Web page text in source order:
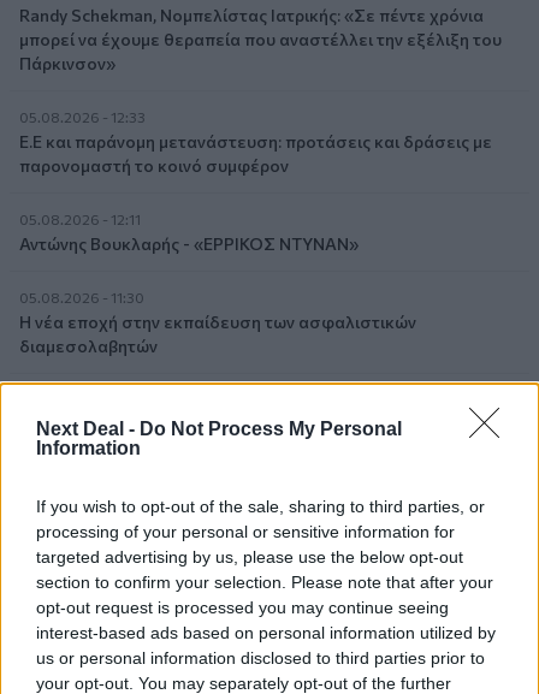
Next Deal - Do Not Process My Personal
Information
If you wish to opt-out of the sale, sharing to third parties, or
processing of your personal or sensitive information for
targeted advertising by us, please use the below opt-out
section to confirm your selection. Please note that after your
opt-out request is processed you may continue seeing
interest-based ads based on personal information utilized by
us or personal information disclosed to third parties prior to
your opt-out. You may separately opt-out of the further
Randy Schekman, Νομπελίστας Ιατρικής: «Σε πέντε χρόνια
μπορεί να έχουμε θεραπεία που αναστέλλει την εξέλιξη του
Πάρκινσον»
05.08.2026 - 12:33
Ε.Ε και παράνομη μετανάστευση: προτάσεις και δράσεις με
παρονομαστή το κοινό συμφέρον
05.08.2026 - 12:11
Αντώνης Βουκλαρής - «ΕΡΡΙΚΟΣ ΝΤΥΝΑΝ»
05.08.2026 - 11:30
Η νέα εποχή στην εκπαίδευση των ασφαλιστικών
διαμεσολαβητών
Ξεκινούν οι αιτήσεις στο vouchers.gov.gr για το Πρόγραμμα
«Τουρισμός για όλους 2026-2027»
05.08.2026 - 10:19
WWF: Περισσότερα από 180.000 στρέμματα καμένων
δασικών εκτάσεων στην Ελλάδα σε λίγες μόλις μέρες
05.08.2026 - 09:45
Η Ελλάδα που αντιστέκεται και επιμένει να μην ασφαλίζεται!
05.08.2026 - 09:20